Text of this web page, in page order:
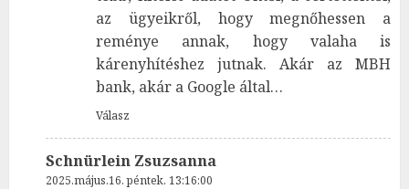
az ügyeikről, hogy megnőhessen a
reménye annak, hogy valaha is
kárenyhítéshez jutnak. Akár az MBH
bank, akár a Google által…
Válasz
Schnürlein Zsuzsanna
2025.május.16. péntek. 13:16:00